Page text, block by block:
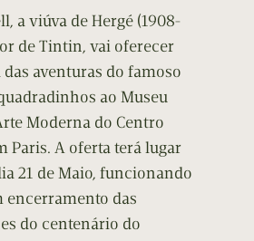
a viúva de Hergé (1908-
de Tintin, vai oferecer
aventuras do famoso
ao Museu
Moderna do Centro
Paris. A oferta terá lugar
21 de Maio, funcionando
encerramento das
do centenário do